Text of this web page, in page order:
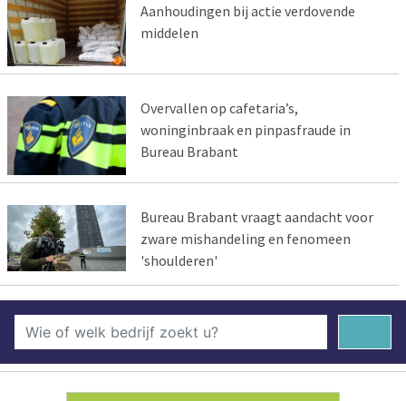
Aanhoudingen bij actie verdovende
middelen
Overvallen op cafetaria’s,
woninginbraak en pinpasfraude in
Bureau Brabant
Bureau Brabant vraagt aandacht voor
zware mishandeling en fenomeen
'shoulderen'